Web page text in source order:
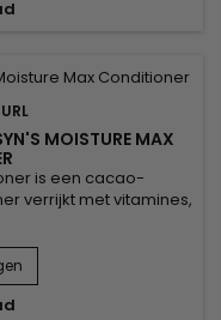
MOISTURE MAX
is een cacao-
verrijkt met vitamines,
haarpunten en
en maagdelijke
met biologische
verdikt met rijke
voor onze...